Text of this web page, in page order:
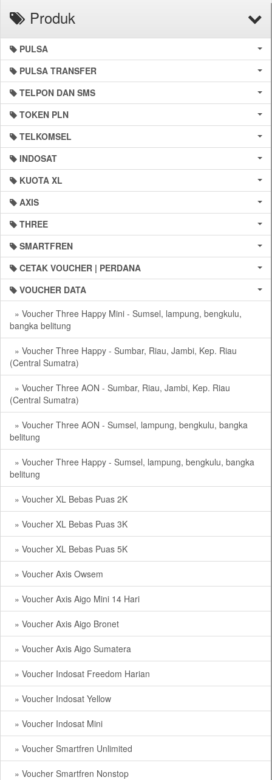
Produk
PULSA
PULSA TRANSFER
TELPON DAN SMS
TOKEN PLN
TELKOMSEL
INDOSAT
KUOTA XL
AXIS
THREE
SMARTFREN
CETAK VOUCHER | PERDANA
VOUCHER DATA
» Voucher Three Happy Mini - Sumsel, lampung, bengkulu,
bangka belitung
» Voucher Three Happy - Sumbar, Riau, Jambi, Kep. Riau
(Central Sumatra)
» Voucher Three AON - Sumbar, Riau, Jambi, Kep. Riau
(Central Sumatra)
» Voucher Three AON - Sumsel, lampung, bengkulu, bangka
belitung
» Voucher Three Happy - Sumsel, lampung, bengkulu, bangka
belitung
» Voucher XL Bebas Puas 2K
» Voucher XL Bebas Puas 3K
» Voucher XL Bebas Puas 5K
» Voucher Axis Owsem
» Voucher Axis Aigo Mini 14 Hari
» Voucher Axis Aigo Bronet
» Voucher Axis Aigo Sumatera
» Voucher Indosat Freedom Harian
» Voucher Indosat Yellow
» Voucher Indosat Mini
» Voucher Smartfren Unlimited
» Voucher Smartfren Nonstop